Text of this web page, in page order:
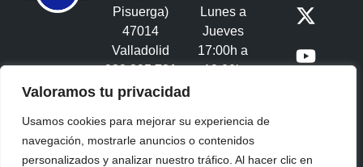
Valoramos tu privacidad
Usamos cookies para mejorar su experiencia de
navegación, mostrarle anuncios o contenidos
personalizados y analizar nuestro tráfico. Al hacer clic en
Pisuerga)
47014
Valladolid
983 395 731
3x3castillayleon@fbcyl.es​
Lunes a
Jueves
17:00h a
19:00h